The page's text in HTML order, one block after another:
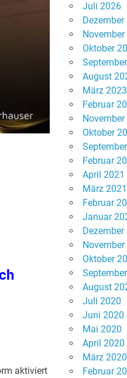
aktiviert
Juli 2026
Oktober
August
März 2023
Februar
Oktober
Februar
April 2021
März 2021
Februar
Januar
Dezember
Oktober
August
Juli 2020
Juni 2020
Mai 2020
April 2020
März 2020
Februar